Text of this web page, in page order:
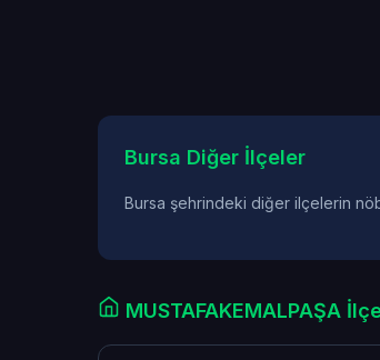
Bursa Diğer İlçeler
Bursa şehrindeki diğer ilçelerin
MUSTAFAKEMALPAŞA